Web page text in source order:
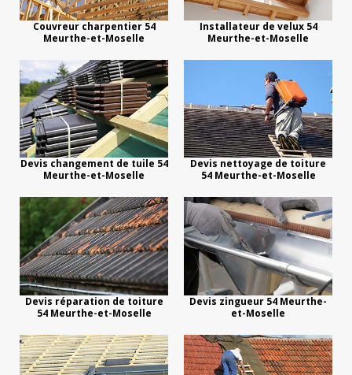
Couvreur charpentier 54
Meurthe-et-Moselle
Installateur de velux 54
Meurthe-et-Moselle
Devis changement de tuile 54
Meurthe-et-Moselle
Devis nettoyage de toiture
54 Meurthe-et-Moselle
Devis réparation de toiture
54 Meurthe-et-Moselle
Devis zingueur 54 Meurthe-
et-Moselle